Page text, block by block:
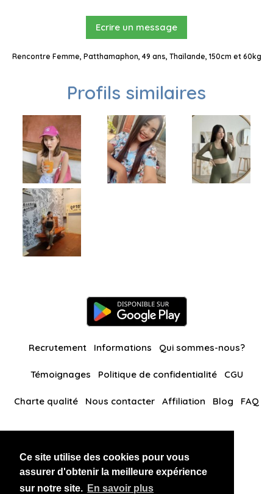
Ce site utilise des cookies pour vous
assurer d'obtenir la meilleure expérience
sur notre site. En savoir plus
Ecrire un message
Rencontre Femme, Patthamaphon, 49 ans, Thaïlande, 150cm et 60kg
Profils similaires
Recrutement Informations Qui sommes-nous?
Témoignages Politique de confidentialité CGU
Charte qualité Nous contacter Affiliation Blog FAQ
BlackAndBeauties RussianKisses